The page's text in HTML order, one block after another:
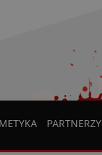
PARTNERZY